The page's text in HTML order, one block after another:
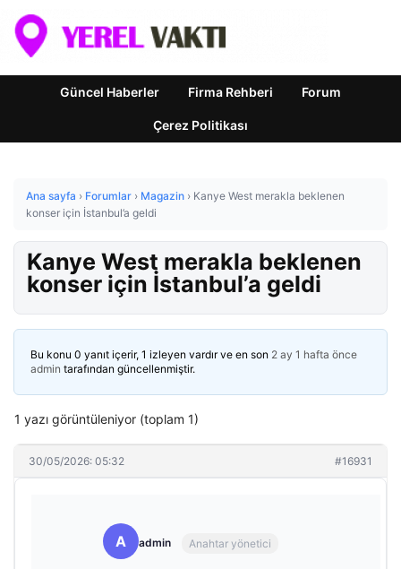
Güncel Haberler Firma Rehberi Forum
Çerez Politikası
Ana sayfa › Forumlar › Magazin › Kanye West merakla beklenen
konser için İstanbul’a geldi
Kanye West merakla beklenen
konser için İstanbul’a geldi
Bu konu 0 yanıt içerir, 1 izleyen vardır ve en son 2 ay 1 hafta önce
admin tarafından güncellenmiştir.
1 yazı görüntüleniyor (toplam 1)
30/05/2026: 05:32 #16931
A admin Anahtar yönetici